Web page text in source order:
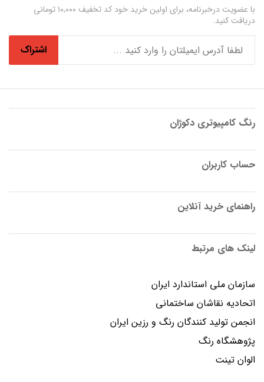
با عضویت درخبرنامه، برای اولین خرید خود کد تخفیف ۱۰,۰۰۰ تومانی
دریافت کنید.
اشتراک
رنگ کامپیوتری دکوژان
حساب کاربران
راهنمای خرید آنلاین
لینک های مرتبط
سازمان ملی استاندارد ایران
اتحادیه نقاشان ساختمانی
انجمن توليد كنندگان رنگ و رزين ايران
پژوهشگاه رنگ
الوان تینت